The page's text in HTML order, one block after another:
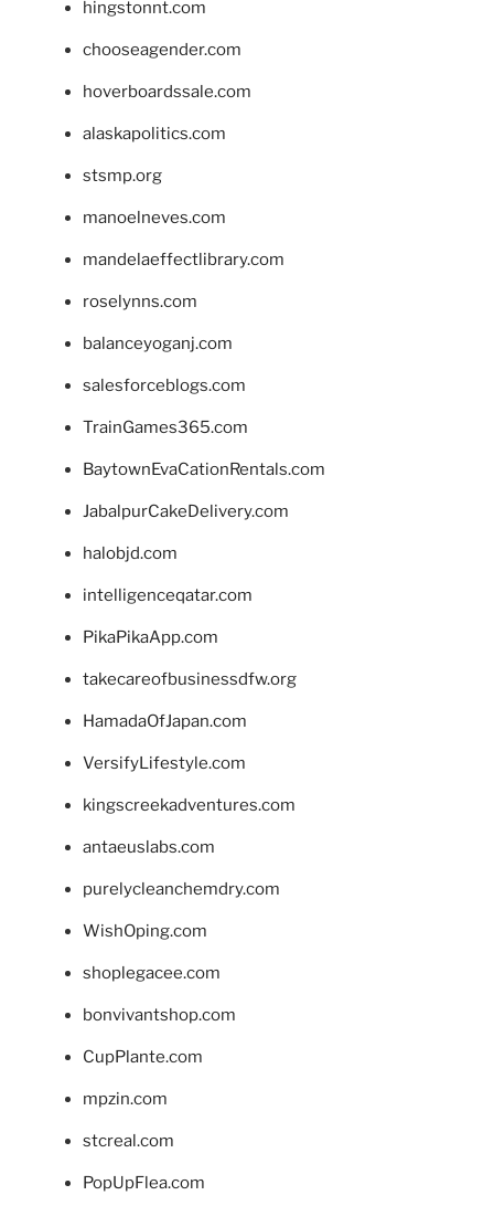
hingstonnt.com
chooseagender.com
hoverboardssale.com
alaskapolitics.com
stsmp.org
manoelneves.com
mandelaeffectlibrary.com
roselynns.com
balanceyoganj.com
salesforceblogs.com
TrainGames365.com
BaytownEvaCationRentals.com
JabalpurCakeDelivery.com
halobjd.com
intelligenceqatar.com
PikaPikaApp.com
takecareofbusinessdfw.org
HamadaOfJapan.com
VersifyLifestyle.com
kingscreekadventures.com
antaeuslabs.com
purelycleanchemdry.com
WishOping.com
shoplegacee.com
bonvivantshop.com
CupPlante.com
mpzin.com
stcreal.com
PopUpFlea.com